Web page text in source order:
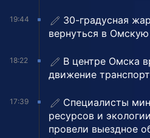
19:44
30-градусная
вернуться в Омскую
18:22
В центре Омска
движение
17:39
Специалисты
ресурсов и
провели выездное